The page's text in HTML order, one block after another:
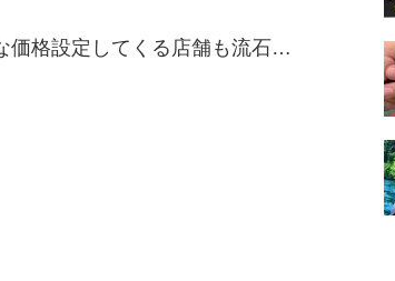
価格設定してくる店舗も流石…